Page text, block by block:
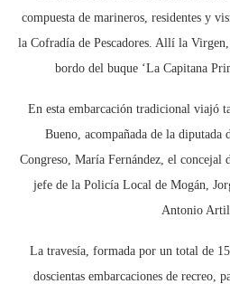
compuesta de marineros, residentes y
la Cofradía de Pescadores. Allí la
bordo del buque ‘La Capitana
En esta embarcación tradicional viajó
Bueno, acompañada de la diputada
Congreso, María Fernández, el concejal
jefe de la Policía Local de Mogán,
Antonio
La travesía, formada por un total de
doscientas embarcaciones de recreo,